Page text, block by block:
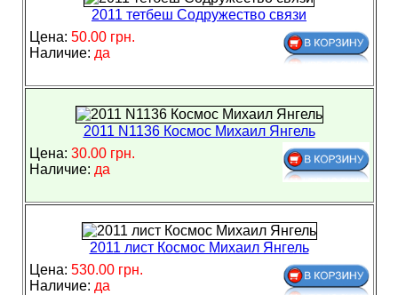
2011 тетбеш Содружество связи
Цена: 50.00 грн.
Наличие: да
2011 N1136 Космос Михаил Янгель
Цена: 30.00 грн.
Наличие: да
2011 лист Космос Михаил Янгель
Цена: 530.00 грн.
Наличие: да